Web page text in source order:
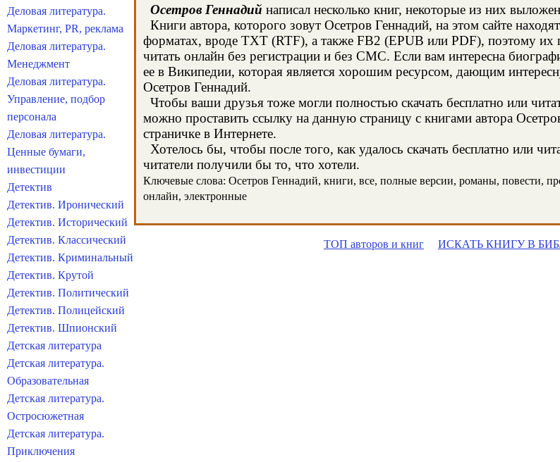
Осетров Геннадий написал несколько книг, некоторые из них
Книги автора, которого зовут Осетров Геннадий, на этом сайте
форматах, вроде TXT (RTF), а также FB2 (EPUB или PDF), поэтому их
читать онлайн без регистрации и без СМС. Если вам интересна
ее в Википедии, которая является хорошим ресурсом, дающим
Осетров Геннадий.
Чтобы ваши друзья тоже могли полностью скачать бесплатно или
можно проставить ссылку на данную страницу с книгами автора
страничке в Интернете.
Хотелось бы, чтобы после того, как удалось скачать бесплатно или
читатели получили бы то, что хотели.
Ключевые слова: Осетров Геннадий, книги, все, полные версии, романы, повести,
онлайн, электронные
ТОП авторов и книг ИСКАТЬ КНИГУ В
Деловая литература.
Маркетинг, PR, реклама
Деловая литература.
Менеджмент
Деловая литература.
Управление, подбор
персонала
Деловая литература.
Ценные бумаги,
инвестиции
Детектив
Детектив. Иронический
Детектив. Исторический
Детектив. Классический
Детектив. Криминальный
Детектив. Крутой
Детектив. Политический
Детектив. Полицейский
Детектив. Шпионский
Детская литература
Детская литература.
Образовательная
Детская литература.
Остросюжетная
Детская литература.
Приключения